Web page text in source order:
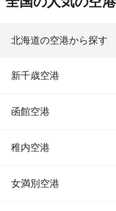
北海道の空港から探す
新千歳空港
函館空港
稚内空港
女満別空港